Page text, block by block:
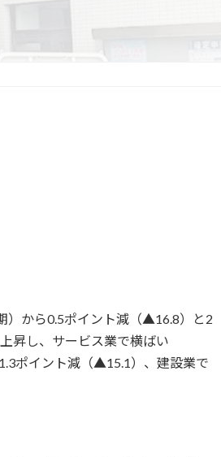
）から0.5ポイント減（▲16.8）と2
昇し、サービス業で横ばい
ポイント減（▲15.1）、建設業で